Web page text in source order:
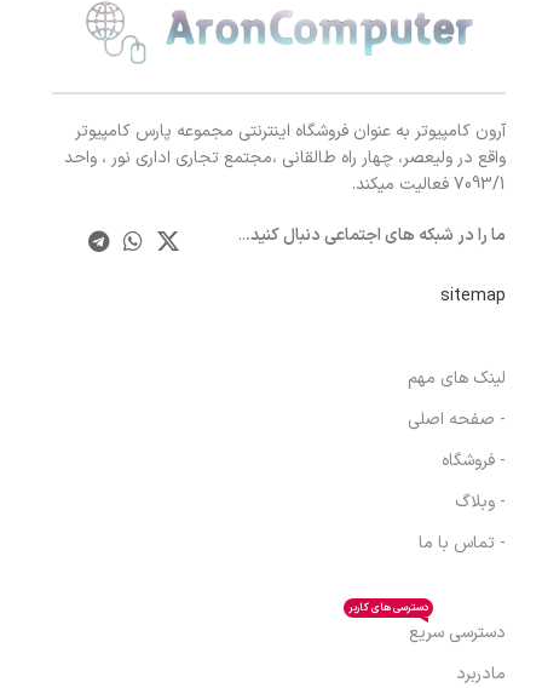
آرون کامپیوتر به عنوان فروشگاه اینترنتی مجموعه پارس کامپیوتر
واقع در ولیعصر، چهار راه طالقانی ،مجتمع تجاری اداری نور ، واحد
7093/1 فعالیت میکند.
ما را در شبکه های اجتماعی دنبال کنید...
sitemap
لینک های مهم
- صفحه اصلی
- فروشگاه
- وبلاگ
- تماس با ما
دسترسی سریع
دسترسی های کاربر
مادربرد